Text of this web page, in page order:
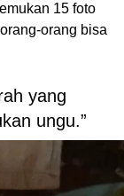
15 foto
orang bisa
yang
ungu.”